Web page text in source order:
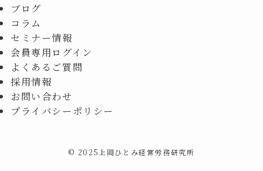
ブログ
コラム
セミナー情報
会員専用ログイン
よくあるご質問
採用情報
お問い合わせ
プライバシーポリシー
© 2025上岡ひとみ経営労務研究所